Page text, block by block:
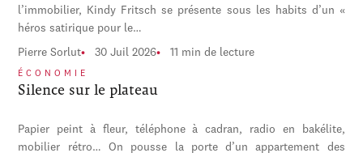
l’immobilier, Kindy Fritsch se présente sous les habits d’un «
héros satirique pour le…
Pierre Sorlut 30 Juil 2026 11 min de lecture
ÉCONOMIE
Silence sur le plateau
Papier peint à fleur, téléphone à cadran, radio en bakélite,
mobilier rétro… On pousse la porte d’un appartement des